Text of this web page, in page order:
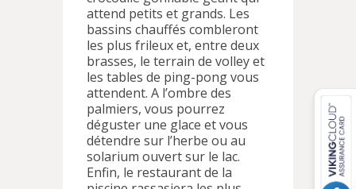
attend petits et grands. Les
bassins chauffés combleront
les plus frileux et, entre deux
brasses, le terrain de volley et
les tables de ping-pong vous
attendent. A l’ombre des
palmiers, vous pourrez
déguster une glace et vous
détendre sur l’herbe ou au
solarium ouvert sur le lac.
Enfin, le restaurant de la